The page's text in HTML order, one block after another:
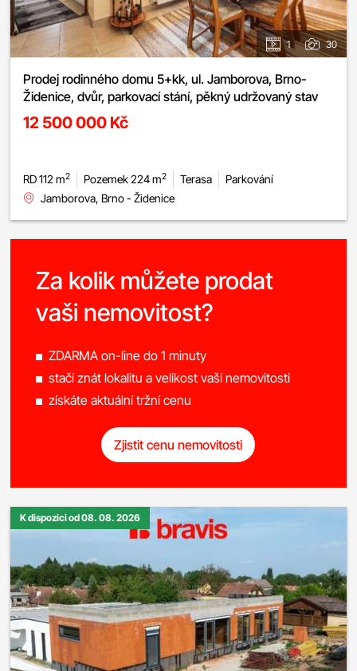
1 30
Prodej rodinného domu 5+kk, ul. Jamborova, Brno-
Židenice, dvůr, parkovací stání, pěkný udržovaný stav
12 500 000 Kč
RD 112 m2 Pozemek 224 m2 Terasa
Parkování
Jamborova, Brno - Židenice
Za kolik můžete prodat
vaši nemovitost?
ZDARMA on-line do 1 minuty
stačí znát lokalitu a velikost vaší nemovitosti
získáte aktuální tržní cenu
Zjistit cenu nemovitosti
K dispozici od 08. 08. 2026